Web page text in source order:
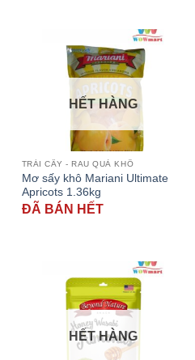
HẾT HÀNG
TRÁI CÂY - RAU QUẢ KHÔ
Mơ sấy khô Mariani Ultimate
Apricots 1.36kg
ĐÃ BÁN HẾT
HẾT HÀNG